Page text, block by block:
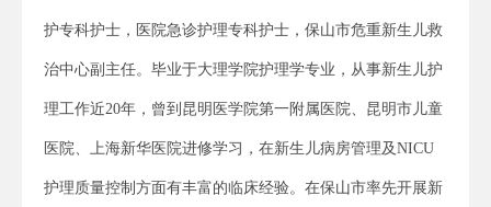
护专科护士，医院急诊护理专科护士，保山市危重新生儿救
治中心副主任。毕业于大理学院护理学专业，从事新生儿护
理工作近20年，曾到昆明医学院第一附属医院、昆明市儿童
医院、上海新华医院进修学习，在新生儿病房管理及NICU
护理质量控制方面有丰富的临床经验。在保山市率先开展新